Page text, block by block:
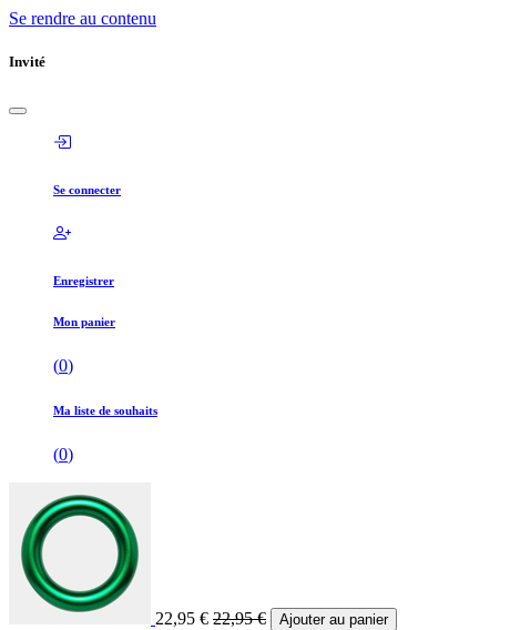
Se rendre au contenu
Invité
Se connecter
Enregistrer
Mon panier
(0)
Ma liste de souhaits
(0)
22,95 € 22,95€ Ajouter au panier